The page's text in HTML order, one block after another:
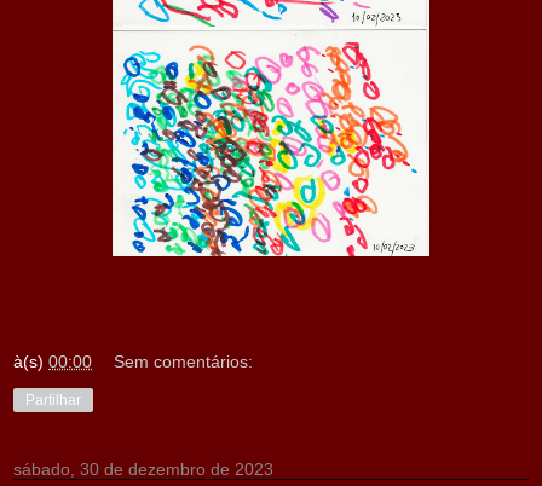
à(s) 00:00 Sem comentários:
Partilhar
sábado, 30 de dezembro de 2023